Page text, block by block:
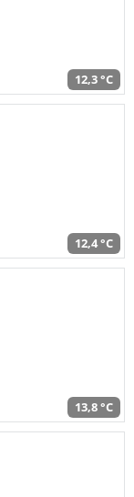
12,3 °C
12,4 °C
13,8 °C